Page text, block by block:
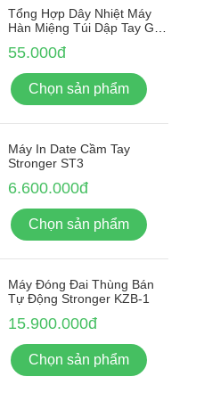
Tổng Hợp Dây Nhiệt Máy
Hàn Miệng Túi Dập Tay Giá
55.000đ
Chọn sản phẩm
Máy In Date Cầm Tay
Stronger ST3
6.600.000đ
Chọn sản phẩm
Máy Đóng Đai Thùng Bán
Tự Động Stronger KZB-1
15.900.000đ
Chọn sản phẩm